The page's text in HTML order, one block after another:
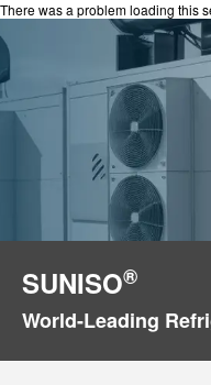
There was a problem loading this
SUNISO®
World-Leading